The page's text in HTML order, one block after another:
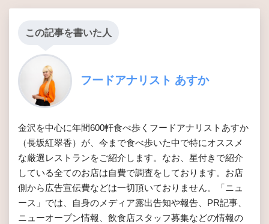
この記事を書いた人
フードアナリスト あすか
金沢を中心に年間600軒食べ歩くフードアナリストあすか
（長坂紅翠香）が、今まで食べ歩いた中で特にオススメ
な厳選レストランをご紹介します。なお、星付きで紹介
している全てのお店は自費で調査をしております。お店
側から広告宣伝費などは一切頂いておりません。「ニュ
ース」では、自身のメディア露出告知や報告、PR記事、
ニューオープン情報、飲食店スタッフ募集などの情報の